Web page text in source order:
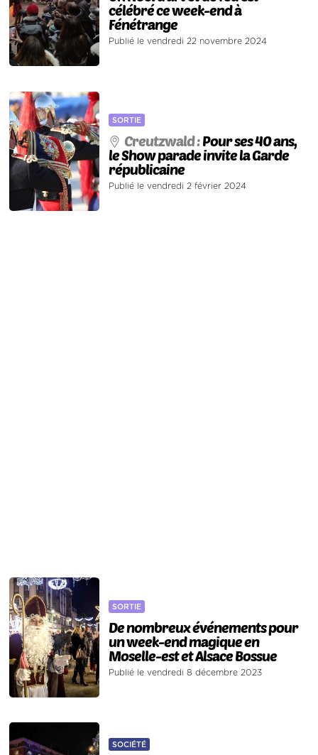
célébré ce week-end à
Fénétrange
Publié le vendredi 22 novembre 2024
SORTIE
Creutzwald :Pour ses 40 ans,
le Show parade invite la Garde
républicaine
Publié le vendredi 2 février 2024
SORTIE
De nombreux événements pour
un week-end magique en
Moselle-est et Alsace Bossue
Publié le vendredi 8 décembre 2023
SOCIÉTÉ